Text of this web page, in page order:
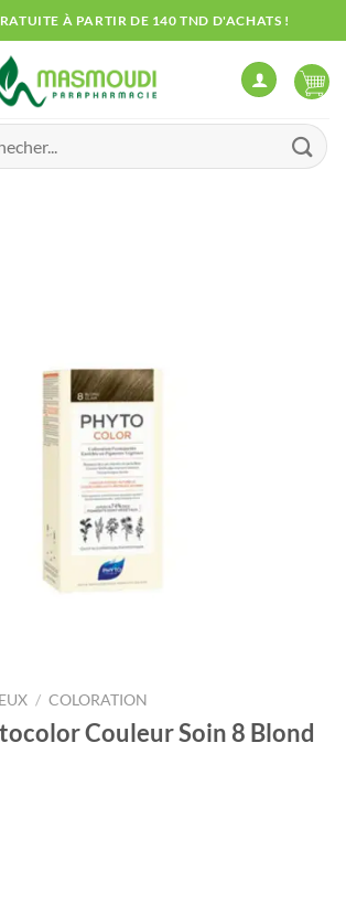
À PARTIR DE 140 TND D'ACHATS !
/ COLORATION
Couleur Soin 8 Blond